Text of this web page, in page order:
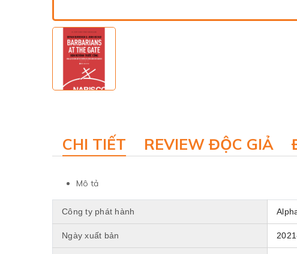
CHI TIẾT REVIEW ĐỘC GIẢ
Mô tả
Công ty phát hành
Ngày xuất bản